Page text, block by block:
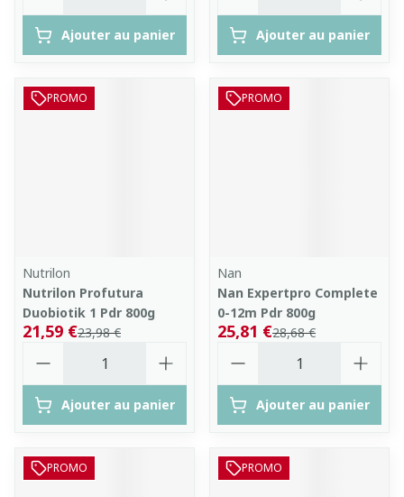
Ajouter au panier Ajouter au panier
PROMO
Nutrilon
Nutrilon Profutura
Duobiotik 1 Pdr 800g
23,98 €
21,59 €
Ajouter au panier
PROMO
Nan
Nan Expertpro Complete
0-12m Pdr 800g
28,68 €
25,81 €
Ajouter au panier
PROMO PROMO